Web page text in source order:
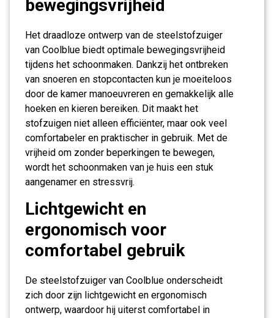
bewegingsvrijheid
Het draadloze ontwerp van de steelstofzuiger
van Coolblue biedt optimale bewegingsvrijheid
tijdens het schoonmaken. Dankzij het ontbreken
van snoeren en stopcontacten kun je moeiteloos
door de kamer manoeuvreren en gemakkelijk alle
hoeken en kieren bereiken. Dit maakt het
stofzuigen niet alleen efficiënter, maar ook veel
comfortabeler en praktischer in gebruik. Met de
vrijheid om zonder beperkingen te bewegen,
wordt het schoonmaken van je huis een stuk
aangenamer en stressvrij.
Lichtgewicht en
ergonomisch voor
comfortabel gebruik
De steelstofzuiger van Coolblue onderscheidt
zich door zijn lichtgewicht en ergonomisch
ontwerp, waardoor hij uiterst comfortabel in